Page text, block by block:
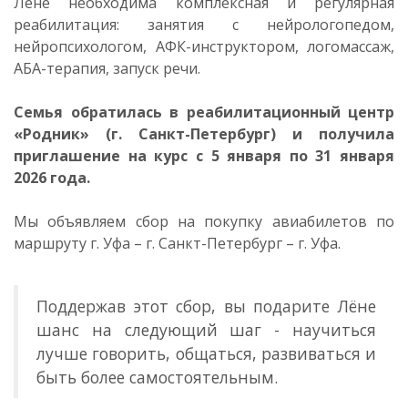
реабилитация: занятия с нейрологопедом,
нейропсихологом, АФК-инструктором, логомассаж,
АБА-терапия, запуск речи.
Семья обратилась в реабилитационный центр
«Родник» (г. Санкт-Петербург) и получила
приглашение на курс с 5 января по 31 января
2026 года.
Мы объявляем сбор на покупку авиабилетов по
маршруту г. Уфа – г. Санкт-Петербург – г. Уфа.
Поддержав этот сбор, вы подарите Лёне
шанс на следующий шаг - научиться
лучше говорить, общаться, развиваться и
быть более самостоятельным.